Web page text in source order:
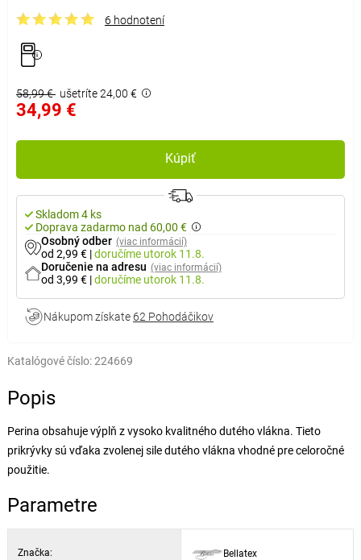
6 hodnotení
58,99 € ušetríte 24,00 €
34,99 €
Kúpiť
Skladom 4 ks
Doprava zadarmo nad 60,00 €
Osobný odber (viac informácií)
od 2,99 € |doručíme utorok 11.8.
Doručenie na adresu (viac informácií)
od 3,99 € |doručíme utorok 11.8.
Nákupom získate 62 Pohodáčikov
Katalógové číslo:224669
Popis
Perina obsahuje výplň z vysoko kvalitného dutého vlákna. Tieto
prikrývky sú vďaka zvolenej sile dutého vlákna vhodné pre celoročné
použitie.
Parametre
Značka: Bellatex